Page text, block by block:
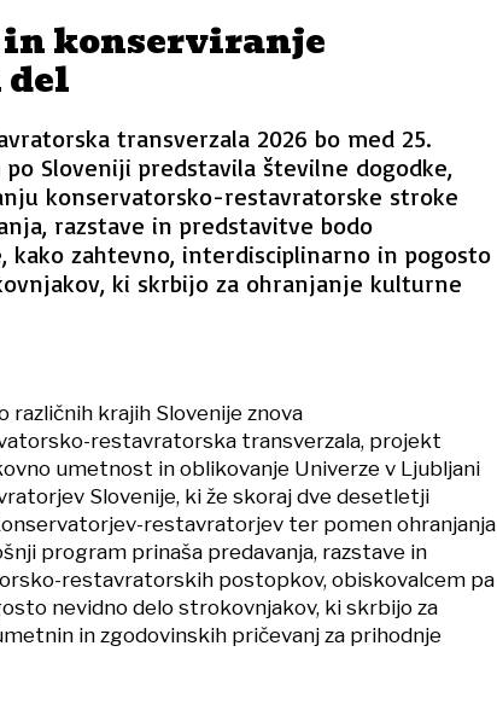
konserviranje
transverzala 2026 bo med 25.
Sloveniji predstavila številne dogodke,
konservatorsko-restavratorske stroke
razstave in predstavitve bodo
kako zahtevno, interdisciplinarno in pogosto
ki skrbijo za ohranjanje kulturne
različnih krajih Slovenije znova
restavratorska transverzala, projekt
umetnost in oblikovanje Univerze v Ljubljani
Slovenije, ki že skoraj dve desetletji
restavratorjev ter pomen ohranjanja
program prinaša predavanja, razstave in
restavratorskih postopkov, obiskovalcem pa
nevidno delo strokovnjakov, ki skrbijo za
in zgodovinskih pričevanj za prihodnje